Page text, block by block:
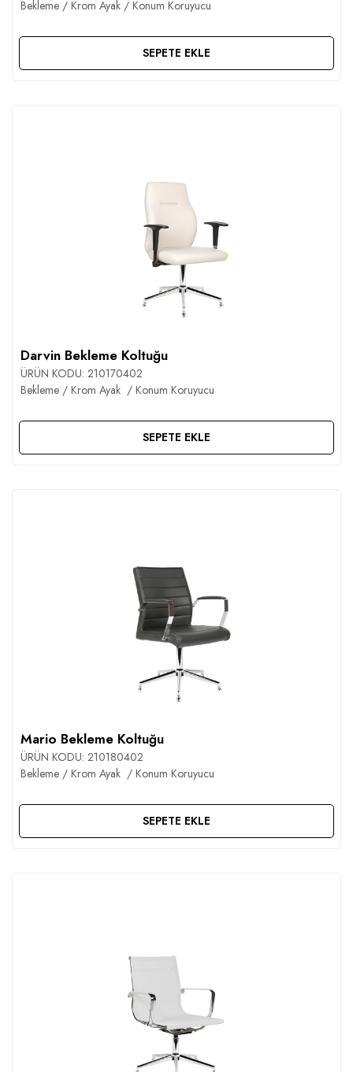
Bekleme / Krom Ayak / Konum Koruyucu
SEPETE EKLE
Darvin Bekleme Koltuğu
ÜRÜN KODU: 210170402
Bekleme / Krom Ayak / Konum Koruyucu
SEPETE EKLE
Mario Bekleme Koltuğu
ÜRÜN KODU: 210180402
Bekleme / Krom Ayak / Konum Koruyucu
SEPETE EKLE